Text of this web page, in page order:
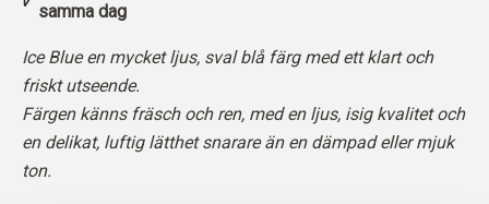
samma dag
Ice Blue en mycket ljus, sval blå färg med ett klart och
friskt utseende.
Färgen känns fräsch och ren, med en ljus, isig kvalitet och
en delikat, luftig lätthet snarare än en dämpad eller mjuk
ton.